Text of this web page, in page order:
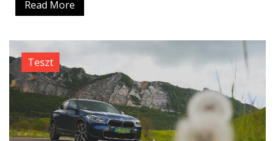
Read More
Teszt